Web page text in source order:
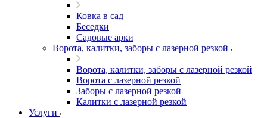
Ковка в сад
Беседки
Садовые арки
Ворота, калитки, заборы с лазерной резкой
Ворота, калитки, заборы с лазерной резкой
Ворота с лазерной резкой
Заборы с лазерной резкой
Калитки с лазерной резкой
Услуги